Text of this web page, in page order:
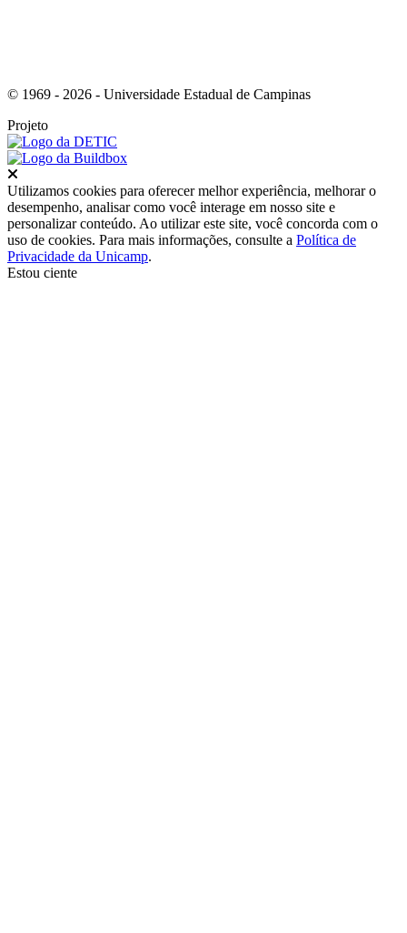
© 1969 - 2026 - Universidade Estadual de Campinas
Projeto
Utilizamos cookies para oferecer melhor experiência, melhorar o
desempenho, analisar como você interage em nosso site e
personalizar conteúdo. Ao utilizar este site, você concorda com o
uso de cookies. Para mais informações, consulte a Política de
Privacidade da Unicamp.
Estou ciente